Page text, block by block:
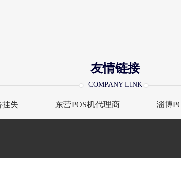
友情链接
COMPANY LINK
挂失 东营POS机代理商 淄博